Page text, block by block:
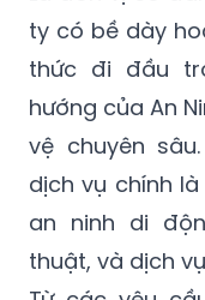
Là đơn vị có
ty có bề dày
thức đi đầu
hướng của An
vệ chuyên
dịch vụ chính